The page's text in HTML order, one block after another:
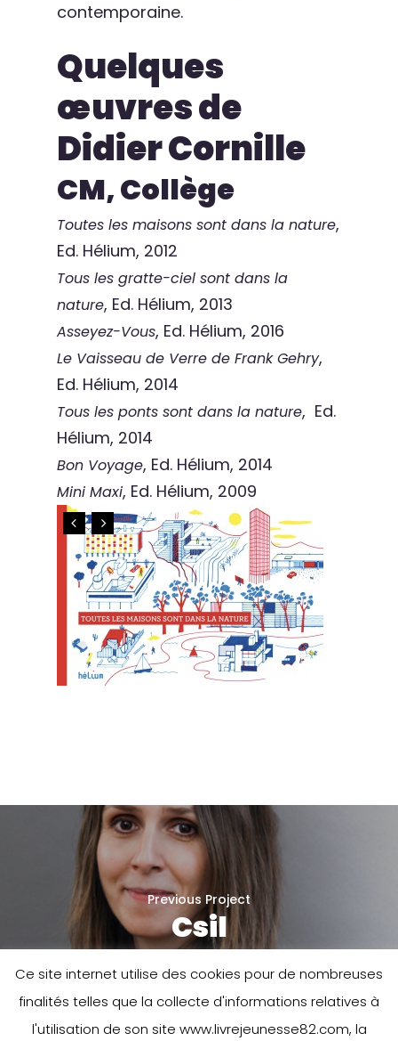
contemporaine.
Quelques
œuvres de
Didier Cornille
CM, Collège
Toutes les maisons sont dans la nature,
Ed. Hélium, 2012
Tous les gratte-ciel sont dans la
nature, Ed. Hélium, 2013
Asseyez-Vous, Ed. Hélium, 2016
Le Vaisseau de Verre de Frank Gehry,
Ed. Hélium, 2014
Tous les ponts sont dans la nature, Ed.
Hélium, 2014
Bon Voyage, Ed. Hélium, 2014
Mini Maxi, Ed. Hélium, 2009
Previous Project
Csil
Ce site internet utilise des cookies pour de nombreuses
finalités telles que la collecte d'informations relatives à
l'utilisation de son site www.livrejeunesse82.com, la